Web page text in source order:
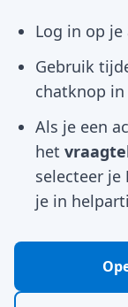
Log in op je
Gebruik
chatknop
Als je een
het
selecteer je
je in